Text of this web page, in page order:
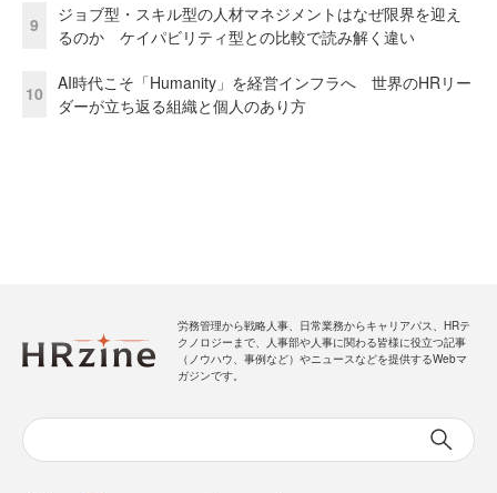
9
ジョブ型・スキル型の人材マネジメントはなぜ限界を迎え
るのか ケイパビリティ型との比較で読み解く違い
10
AI時代こそ「Humanity」を経営インフラへ 世界のHRリー
ダーが立ち返る組織と個人のあり方
労務管理から戦略人事、日常業務からキャリアパス、HRテ
クノロジーまで、人事部や人事に関わる皆様に役立つ記事
（ノウハウ、事例など）やニュースなどを提供するWebマ
ガジンです。